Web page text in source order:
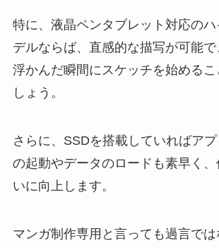
特に、液晶ペンタブレット対応の
デルならば、直感的な描写が可能
浮かんだ瞬間にスケッチを始める
しょう。
さらに、SSDを搭載していればア
の起動やデータのロードも素早く
いに向上します。
マンガ制作専用と言っても過言で